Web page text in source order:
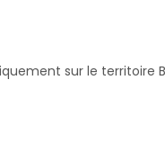
sur le territoire